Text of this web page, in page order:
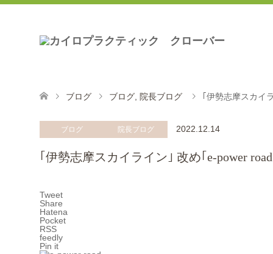
ブログ ブログ 院長ブログ ｢伊勢志摩スカイ
ブログ 院長ブログ 2022.12.14
｢伊勢志摩スカイライン｣ 改め｢e-power
Tweet
Share
Hatena
Pocket
RSS
feedly
Pin it